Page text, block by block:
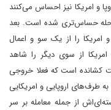
و امریکا نیز احساس می‌کنند
مرحله حساس‌تری شده است. بعد
و امریکا را از یک سو و اعمال
از سوی دیگر را شاهد
کشانده است که فعلا خروجی
طرف‌های اروپایی و امریکایی
از جمله معامله بر سر